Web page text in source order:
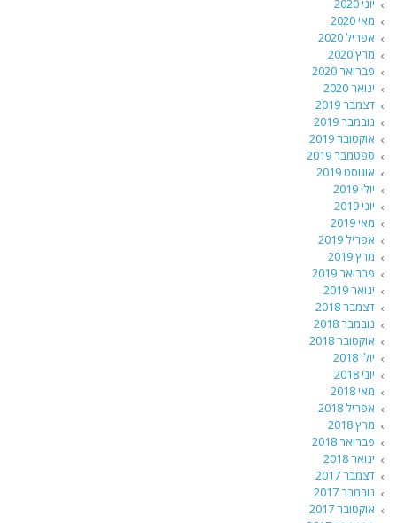
יוני 2020
מאי 2020
אפריל 2020
מרץ 2020
פברואר 2020
ינואר 2020
דצמבר 2019
נובמבר 2019
אוקטובר 2019
ספטמבר 2019
אוגוסט 2019
יולי 2019
יוני 2019
מאי 2019
אפריל 2019
מרץ 2019
פברואר 2019
ינואר 2019
דצמבר 2018
נובמבר 2018
אוקטובר 2018
יולי 2018
יוני 2018
מאי 2018
אפריל 2018
מרץ 2018
פברואר 2018
ינואר 2018
דצמבר 2017
נובמבר 2017
אוקטובר 2017